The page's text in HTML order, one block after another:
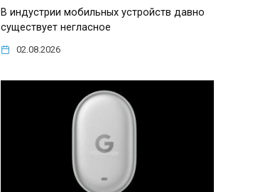
В индустрии мобильных устройств давно
существует негласное
02.08.2026